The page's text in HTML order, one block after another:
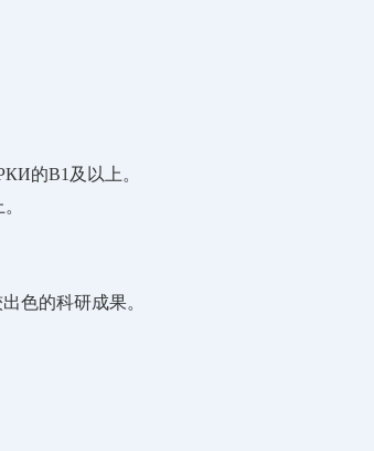
的B1及以上。
色的科研成果。